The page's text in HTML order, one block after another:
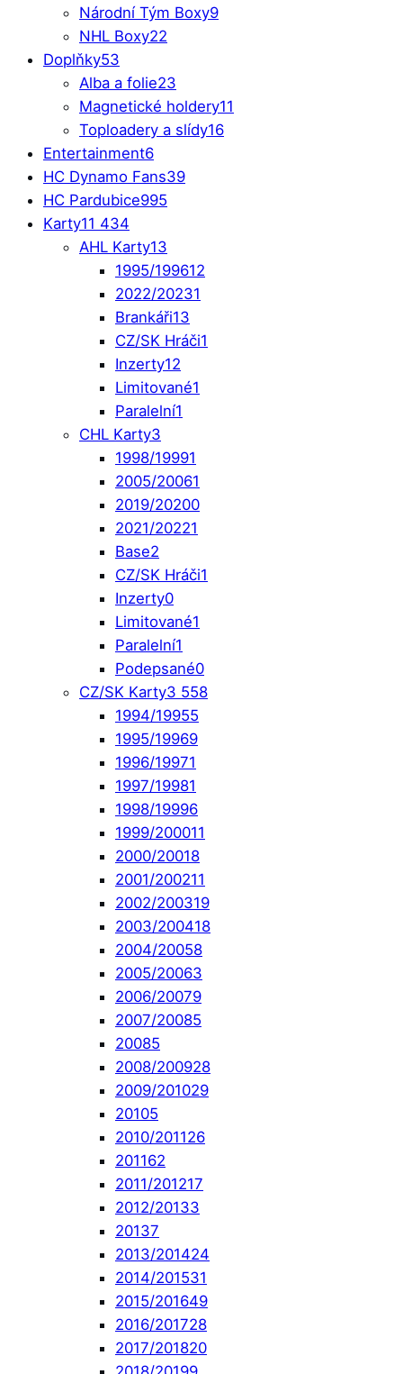
Národní Tým Boxy9
NHL Boxy22
Doplňky53
Alba a folie23
Magnetické holdery11
Toploadery a slídy16
Entertainment6
HC Dynamo Fans39
HC Pardubice995
Karty11 434
AHL Karty13
1995/199612
2022/20231
Brankáři13
CZ/SK Hráči1
Inzerty12
Limitované1
Paralelní1
CHL Karty3
1998/19991
2005/20061
2019/20200
2021/20221
Base2
CZ/SK Hráči1
Inzerty0
Limitované1
Paralelní1
Podepsané0
CZ/SK Karty3 558
1994/19955
1995/19969
1996/19971
1997/19981
1998/19996
1999/200011
2000/20018
2001/200211
2002/200319
2003/200418
2004/20058
2005/20063
2006/20079
2007/20085
20085
2008/200928
2009/201029
20105
2010/201126
201162
2011/201217
2012/20133
20137
2013/201424
2014/201531
2015/201649
2016/201728
2017/201820